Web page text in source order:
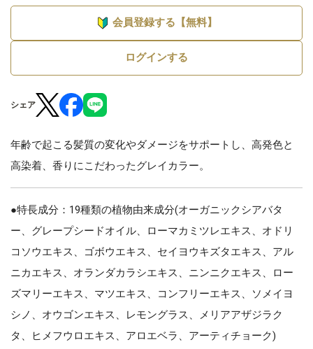
会員登録する【無料】
ログインする
シェア
年齢で起こる髪質の変化やダメージをサポートし、高発色と
高染着、香りにこだわったグレイカラー。
●特長成分：19種類の植物由来成分(オーガニックシアバタ
ー、グレープシードオイル、ローマカミツレエキス、オドリ
コソウエキス、ゴボウエキス、セイヨウキズタエキス、アル
ニカエキス、オランダカラシエキス、ニンニクエキス、ロー
ズマリーエキス、マツエキス、コンフリーエキス、ソメイヨ
シノ、オウゴンエキス、レモングラス、メリアアザジラク
タ、ヒメフウロエキス、アロエベラ、アーティチョーク)